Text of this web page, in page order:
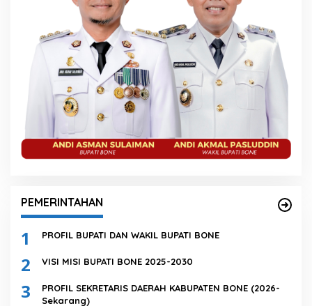
PEMERINTAHAN
1 PROFIL BUPATI DAN WAKIL BUPATI BONE
2 VISI MISI BUPATI BONE 2025-2030
3
PROFIL SEKRETARIS DAERAH KABUPATEN BONE (2026-
Sekarang)